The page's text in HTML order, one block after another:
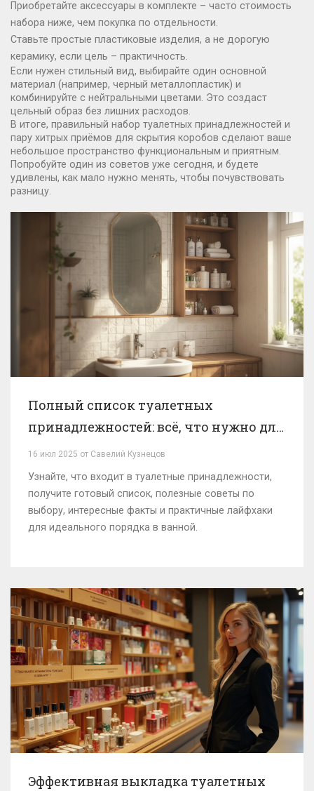
Приобретайте аксессуары в комплекте – часто стоимость
набора ниже, чем покупка по отдельности.
Ставьте простые пластиковые изделия, а не дорогую
керамику, если цель – практичность.
Если нужен стильный вид, выбирайте один основной
материал (например, черный металлопластик) и
комбинируйте с нейтральными цветами. Это создаст
цельный образ без лишних расходов.
В итоге, правильный набор туалетных принадлежностей и
пару хитрых приёмов для скрытия коробов сделают ваше
небольшое пространство функциональным и приятным.
Попробуйте один из советов уже сегодня, и будете
удивлены, как мало нужно менять, чтобы почувствовать
разницу.
Полный список туалетных
принадлежностей: всё, что нужно для
гигиены и комфорта
16 июл 2025 от Савелий Кузнецов
Узнайте, что входит в туалетные принадлежности,
получите готовый список, полезные советы по
выбору, интересные факты и практичные лайфхаки
для идеального порядка в ванной.
Эффективная выкладка туалетных